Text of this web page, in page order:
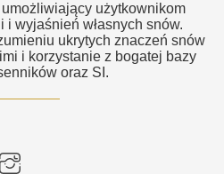
użytkownikom
i wyjaśnień własnych snów.
ukrytych znaczeń snów
i korzystanie z bogatej bazy
oraz SI.